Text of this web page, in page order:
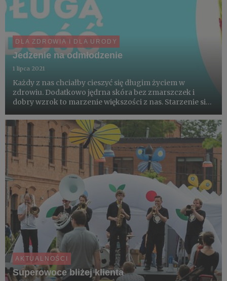
DLA ZDROWIA I DLA URODY
Jedzenie na odmłodzenie
1 lipca 2021
Każdy z nas chciałby cieszyć się długim życiem w
zdrowiu. Dodatkowo jędrna skóra bez zmarszczek i
dobry wzrok to marzenie większości z nas. Starzenie się
tego procesu jest w dużej mierze zależne od nas samych.
Szeroko p...
AKTUALNOŚCI
Superowoce bliżej klienta